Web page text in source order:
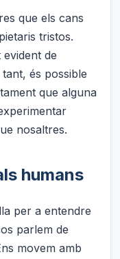
que els cans
tristos.
de
és possible
que alguna
nosaltres.
humans
per a entendre
parlem de
movem amb